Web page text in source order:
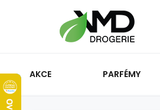
AKCE PARFÉMY